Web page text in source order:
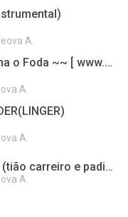
A.
Nando e Felipe - Se Acha o Foda ~~ [ www.TerraSertaneja.net ] ~ TOOP EXCLUSIVA T.S #
A.
A.
0 o mineiro e o italiano (tião carreiro e padinho).mp3
A.